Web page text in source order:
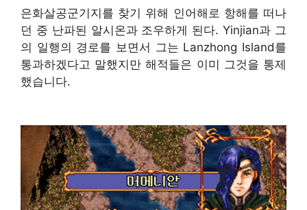
은화살공군기지를 찾기 위해 인어해로 항해를 떠나
던 중 난파된 알시온과 조우하게 된다. Yinjian과 그
의 일행의 경로를 보면서 그는 Lanzhong Island를
통과하겠다고 말했지만 해적들은 이미 그것을 통제
했습니다.